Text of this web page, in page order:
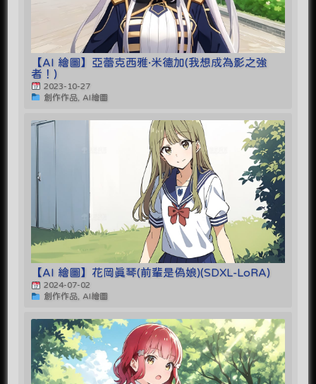
【AI 繪圖】亞蕾克西雅·米德加(我想成為影之強
者！)
2023-10-27
創作作品, AI繪圖
【AI 繪圖】花岡真琴(前輩是偽娘)(SDXL-LoRA)
2024-07-02
創作作品, AI繪圖